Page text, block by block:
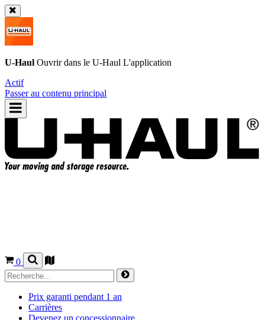
U-Haul Ouvrir dans le U-Haul L'application
Actif
Passer au contenu principal
0
Prix garanti pendant 1 an
Carrières
Devenez un concessionnaire